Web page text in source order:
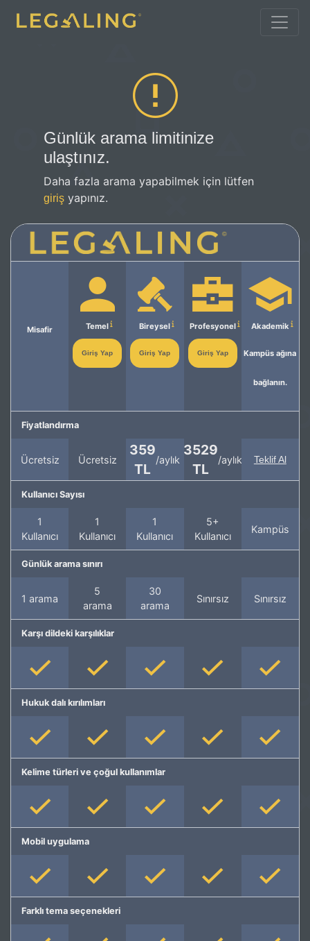
Günlük arama limitinize
ulaştınız.
Daha fazla arama yapabilmek için lütfen
giriş yapınız.
Misafir Temel
Giriş Yap
Bireysel
Giriş Yap
Profesyonel
Giriş Yap
Akademik
Kampüs ağına
bağlanın.
Fiyatlandırma
Ücretsiz Ücretsiz
359
TL
/aylık
3529
TL
/aylık Teklif Al
Kullanıcı Sayısı
1
Kullanıcı
1
Kullanıcı
1
Kullanıcı
5+
Kullanıcı
Kampüs
Günlük arama sınırı
1 arama
5
arama
30
arama
Sınırsız Sınırsız
Karşı dildeki karşılıklar
Hukuk dalı kırılımları
Kelime türleri ve çoğul kullanımlar
Mobil uygulama
Farklı tema seçenekleri